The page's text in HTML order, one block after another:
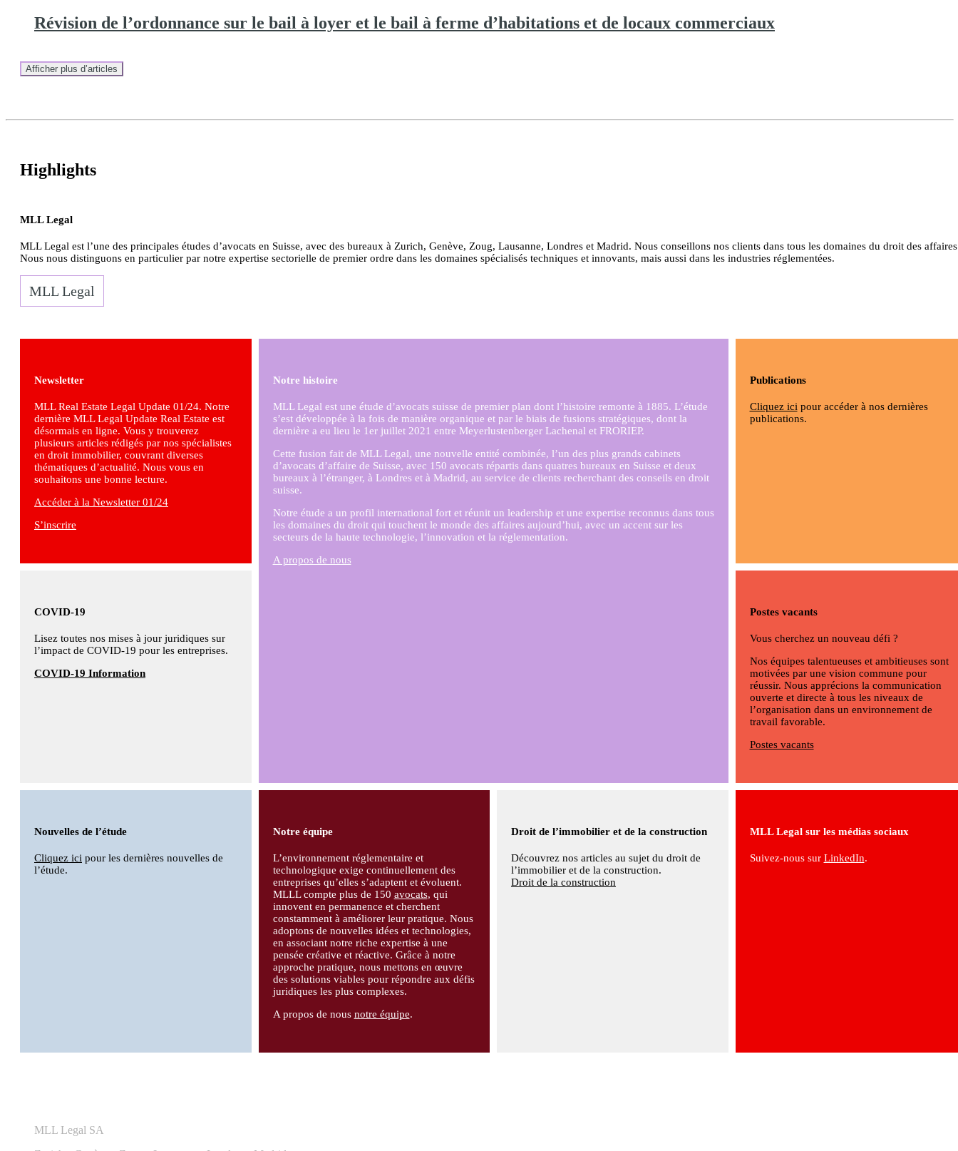
Révision de l’ordonnance sur le bail à loyer et le bail à ferme d’habitations et de locaux commerciaux
Afficher plus d’articles
Highlights
MLL Legal
MLL Legal est l’une des principales études d’avocats en Suisse, avec des bureaux à Zurich, Genève, Zoug, Lausanne, Londres et Madrid. Nous conseillons nos clients dans tous les domaines du droit des
Nous nous distinguons en particulier par notre expertise sectorielle de premier ordre dans les domaines spécialisés techniques et innovants, mais aussi dans les industries réglementées.
MLL Legal
Newsletter
MLL Real Estate Legal Update 01/24. Notre
dernière MLL Legal Update Real Estate est
désormais en ligne. Vous y trouverez
plusieurs articles rédigés par nos spécialistes
en droit immobilier, couvrant diverses
thématiques d’actualité. Nous vous en
souhaitons une bonne lecture.
Accéder à la Newsletter 01/24
S’inscrire
Notre histoire
MLL Legal est une étude d’avocats suisse de premier plan dont l’histoire remonte à 1885. L’étude
s’est développée à la fois de manière organique et par le biais de fusions stratégiques, dont la
dernière a eu lieu le 1er juillet 2021 entre Meyerlustenberger Lachenal et FRORIEP.
Cette fusion fait de MLL Legal, une nouvelle entité combinée, l’un des plus grands cabinets
d’avocats d’affaire de Suisse, avec 150 avocats répartis dans quatres bureaux en Suisse et deux
bureaux à l’étranger, à Londres et à Madrid, au service de clients recherchant des conseils en droit
suisse.
Notre étude a un profil international fort et réunit un leadership et une expertise reconnus dans tous
les domaines du droit qui touchent le monde des affaires aujourd’hui, avec un accent sur les
secteurs de la haute technologie, l’innovation et la réglementation.
A propos de nous
Publications
Cliquez ici pour accéder à nos dernières
publications.
COVID-19
Lisez toutes nos mises à jour juridiques sur
l’impact de COVID-19 pour les entreprises.
COVID-19 Information
Postes vacants
Vous cherchez un nouveau défi ?
Nos équipes talentueuses et ambitieuses sont
motivées par une vision commune pour
réussir. Nous apprécions la communication
ouverte et directe à tous les niveaux de
l’organisation dans un environnement de
travail favorable.
Postes vacants
Nouvelles de l’étude
Cliquez ici pour les dernières nouvelles de
l’étude.
Notre équipe
L’environnement réglementaire et
technologique exige continuellement des
entreprises qu’elles s’adaptent et évoluent.
MLLL compte plus de 150 avocats, qui
innovent en permanence et cherchent
constamment à améliorer leur pratique. Nous
adoptons de nouvelles idées et technologies,
en associant notre riche expertise à une
pensée créative et réactive. Grâce à notre
approche pratique, nous mettons en œuvre
des solutions viables pour répondre aux défis
juridiques les plus complexes.
A propos de nous notre équipe.
Droit de l’immobilier et de la construction
Découvrez nos articles au sujet du droit de
l’immobilier et de la construction.
Droit de la construction
MLL Legal sur les médias sociaux
Suivez-nous sur LinkedIn.
MLL Legal SA